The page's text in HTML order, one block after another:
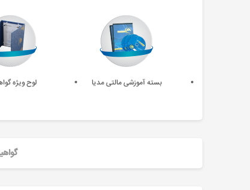
بسته آموزشی مالتی مدیا لوح ویژه